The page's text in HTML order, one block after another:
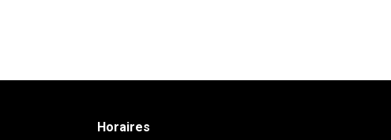
Horaires